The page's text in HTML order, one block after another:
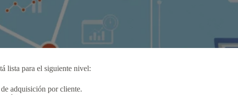
lista para el siguiente nivel:
adquisición por cliente.